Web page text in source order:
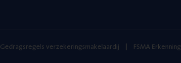
Gedragsregels verzekeringsmakelaardij FSMA Erkenning